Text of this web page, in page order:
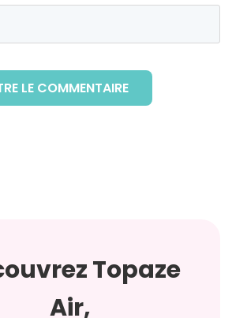
LE COMMENTAIRE
Topaze
Air,